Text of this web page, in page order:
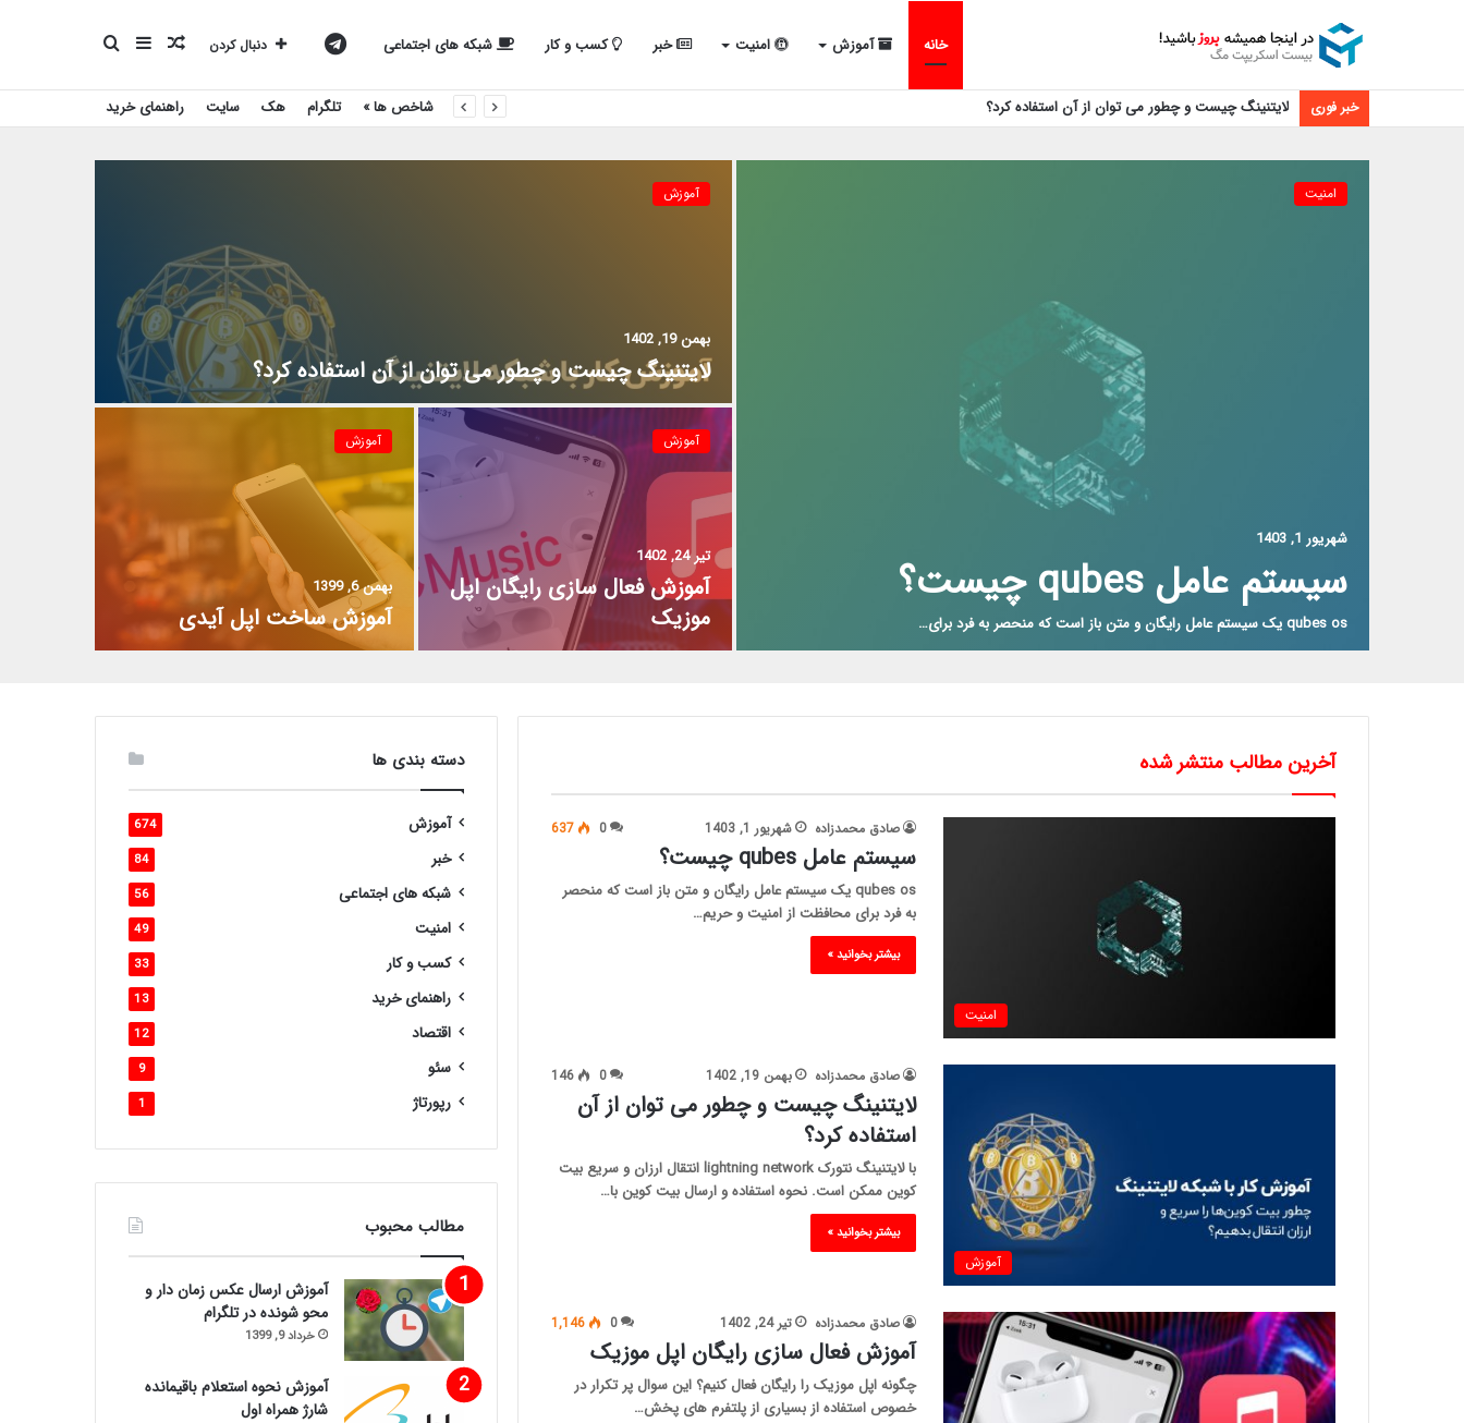
خانه آموزش امنیت خبر کسب و کار شبکه های اجتماعی کانال
تلگرام
اسکریپت
جستجو
برای
سایدبارنوشته
تصادفی
دنبال کردن
خبر فوری لایتنینگ چیست و چطور می توان از آن استفاده کرد؟ شاخص ها » تلگرام هک سایت راهنمای خرید
امنیت
شهریور 1, 1403
سیستم عامل qubes چیست؟
qubes os یک سیستم عامل رایگان و متن باز است که منحصر به فرد برای…
آموزش
بهمن 19, 1402
لایتنینگ چیست و چطور می توان از آن استفاده کرد؟
آموزش
تیر 24, 1402
آموزش فعال سازی رایگان اپل
موزیک
آموزش
بهمن 6, 1399
آموزش ساخت اپل آیدی
آخرین مطالب منتشر شده
امنیت
صادق محمدزاده شهریور 1, 1403 0
637
سیستم عامل qubes چیست؟
qubes os یک سیستم عامل رایگان و متن باز است که منحصر
به فرد برای محافظت از امنیت و حریم…
بیشتر بخوانید »
آموزش
صادق محمدزاده بهمن 19, 1402 0
146
لایتنینگ چیست و چطور می توان از آن
استفاده کرد؟
با لایتنینگ نتورک lightning network انتقال ارزان و سریع بیت
کوین ممکن است. نحوه استفاده و ارسال بیت کوین با…
بیشتر بخوانید »
صادق محمدزاده تیر 24, 1402 0
1,146
آموزش فعال سازی رایگان اپل موزیک
چگونه اپل موزیک را رایگان فعال کنیم؟ این سوال پر تکرار در
خصوص استفاده از بسیاری از پلتفرم های پخش…
دسته بندی ها
آموزش 674
خبر 84
شبکه های اجتماعی 56
امنیت 49
کسب و کار 33
راهنمای خرید 13
اقتصاد 12
سئو 9
رپورتاژ 1
مطالب محبوب
آموزش ارسال عکس زمان دار و
محو شونده در تلگرام
خرداد 9, 1399
آموزش نحوه استعلام باقیمانده
شارژ همراه اول